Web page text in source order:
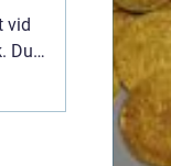
vid
Du
där